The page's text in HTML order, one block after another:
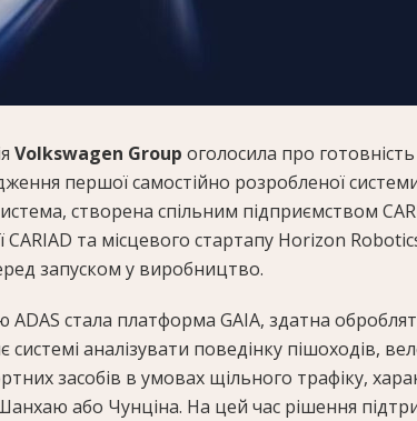
Volkswagen Group оголосила про
першої самостійно розробленої
створена спільним підприємством
CARIAD та місцевого стартапу Horizon
запуском у виробництво.
ADAS стала платформа GAIA, здатна
системі аналізувати поведінку пішоходів,
засобів в умовах щільного трафіку,
або Чунціна. На цей час рішення